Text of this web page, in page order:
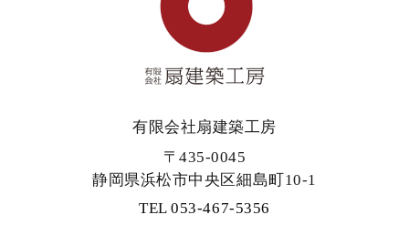
有限会社扇建築工房
〒435-0045
静岡県浜松市中央区細島町10-1
TEL 053-467-5356